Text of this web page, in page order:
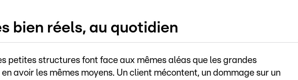
bien réels, au quotidien
petites structures font face aux mêmes aléas que les grandes
avoir les mêmes moyens. Un client mécontent, un dommage sur un